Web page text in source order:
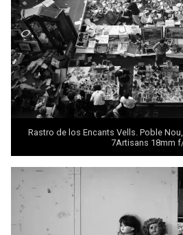
Rastro de los Encants Vells. Poble
7Artisans 18mm